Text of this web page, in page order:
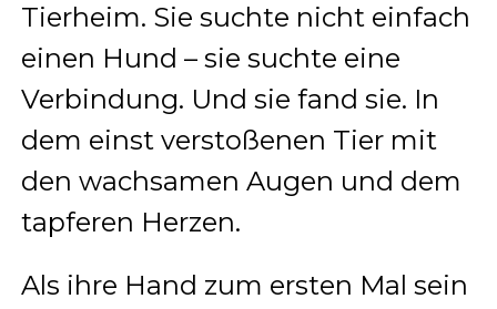
Tierheim. Sie suchte nicht einfach
einen Hund – sie suchte eine
Verbindung. Und sie fand sie. In
dem einst verstoßenen Tier mit
den wachsamen Augen und dem
tapferen Herzen.
Als ihre Hand zum ersten Mal sein